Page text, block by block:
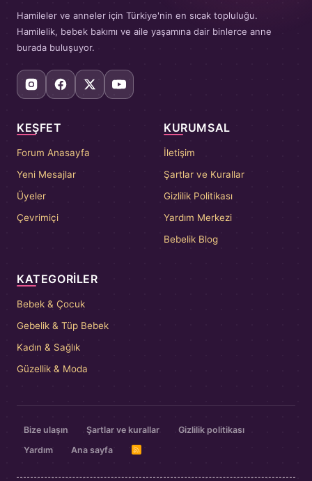
Hamileler ve anneler için Türkiye'nin en sıcak topluluğu.
Hamilelik, bebek bakımı ve aile yaşamına dair binlerce anne
burada buluşuyor.
KEŞFET
Forum Anasayfa
Yeni Mesajlar
Üyeler
Çevrimiçi
KURUMSAL
İletişim
Şartlar ve Kurallar
Gizlilik Politikası
Yardım Merkezi
Bebelik Blog
KATEGORILER
Bebek & Çocuk
Gebelik & Tüp Bebek
Kadın & Sağlık
Güzellik & Moda
Bize ulaşın Şartlar ve kurallar
Gizlilik politikası
Yardım
Ana sayfa
R